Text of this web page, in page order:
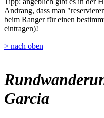
Andrang, dass man
beim Ranger für einen
eintragen)!
> nach oben
Garcia